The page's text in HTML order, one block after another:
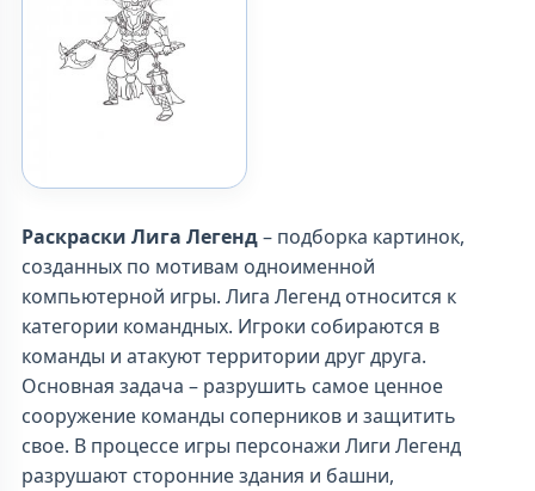
Раскраски Лига Легенд– подборка картинок,
созданных по мотивам одноименной
компьютерной игры. Лига Легенд относится к
категории командных. Игроки собираются в
команды и атакуют территории друг друга.
Основная задача – разрушить самое ценное
сооружение команды соперников и защитить
свое. В процессе игры персонажи Лиги Легенд
разрушают сторонние здания и башни,